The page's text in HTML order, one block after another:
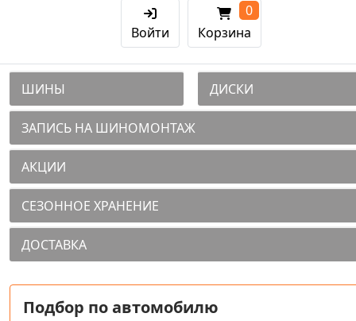
Войти Корзина
0
ШИНЫ ДИСКИ
ЗАПИСЬ НА ШИНОМОНТАЖ
АКЦИИ
СЕЗОННОЕ ХРАНЕНИЕ
ДОСТАВКА
Подбор по автомобилю